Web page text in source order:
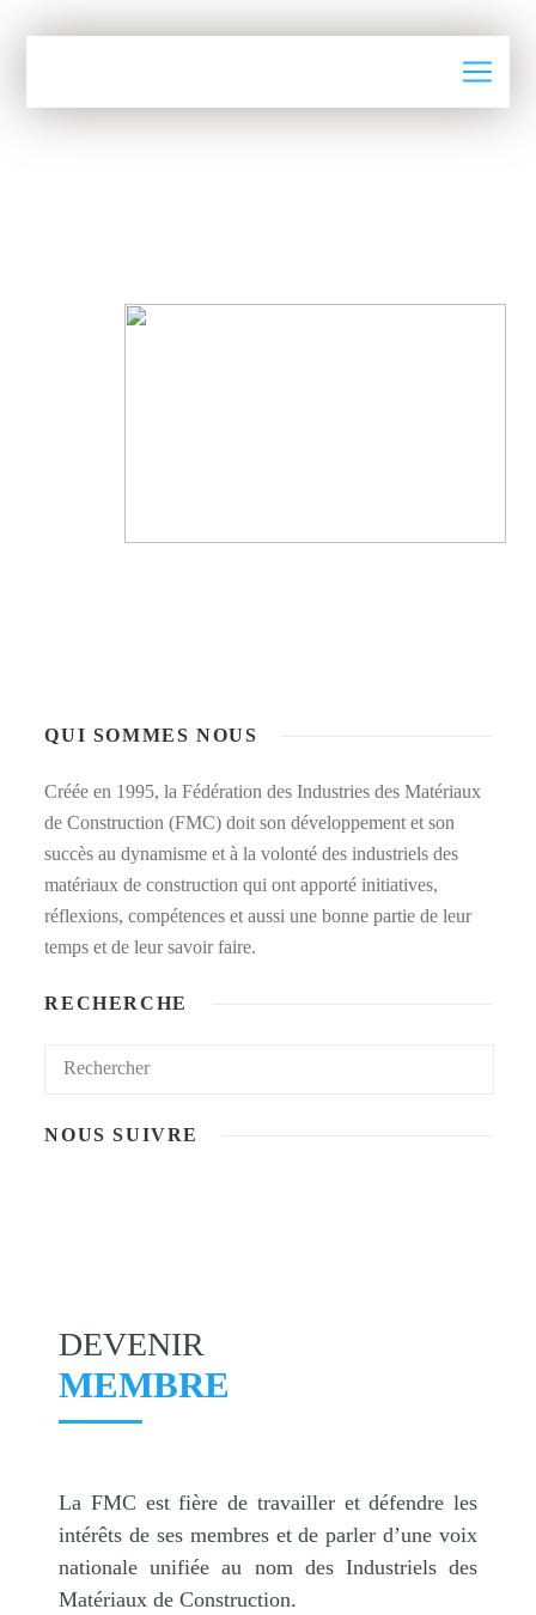
QUI SOMMES NOUS
Créée en 1995, la Fédération des Industries des Matériaux
de Construction (FMC) doit son développement et son
succès au dynamisme et à la volonté des industriels des
matériaux de construction qui ont apporté initiatives,
réflexions, compétences et aussi une bonne partie de leur
temps et de leur savoir faire.
RECHERCHE
NOUS SUIVRE
DEVENIR
MEMBRE
La FMC est fière de travailler et défendre les
intérêts de ses membres et de parler d’une voix
nationale unifiée au nom des Industriels des
Matériaux de Construction.